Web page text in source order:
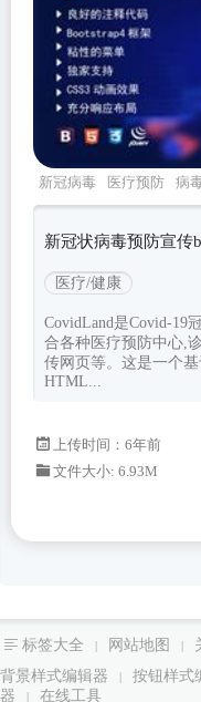
新冠病毒 医疗预防 病
CovidLand
新冠状病毒预防宣传
医疗/健康
CovidLand是Covid-19
合各种医疗预防中心,
传网页等。这是一个
HTML...
上传时间：6年前
文件大小: 6.93M
标签大全 网站地图
背景样式编辑器
按钮样式
器
在线工具